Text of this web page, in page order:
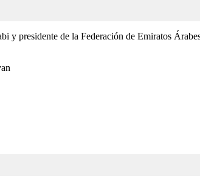
y presidente de la Federación de Emiratos